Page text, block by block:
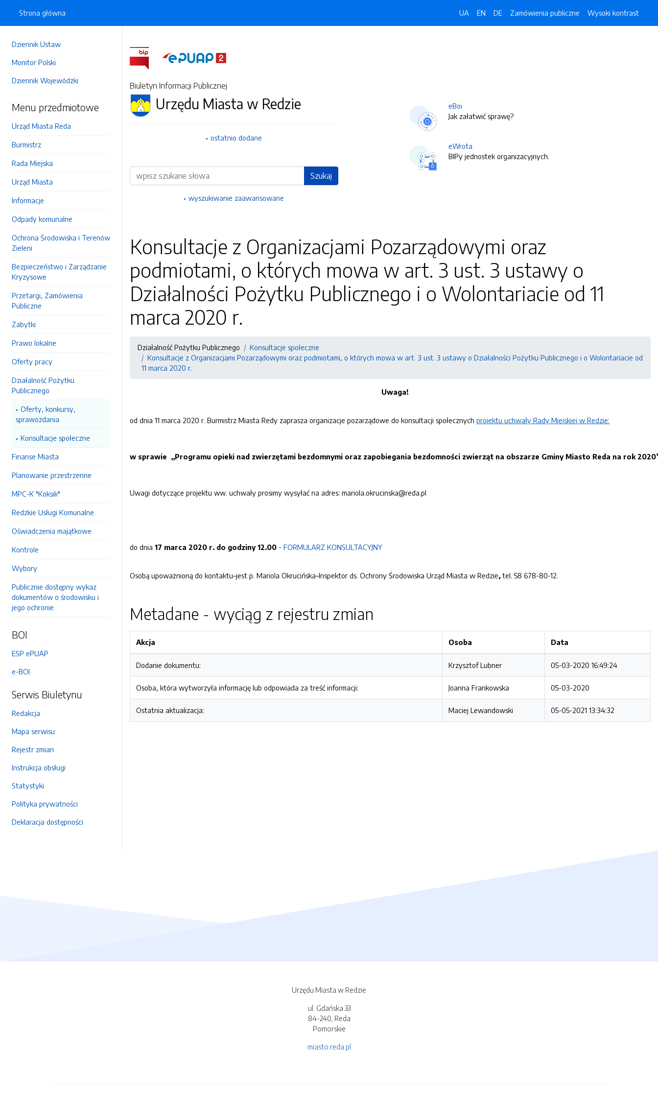
Dziennik Ustaw
Monitor Polski
Dziennik Wojewódzki
Menu przedmiotowe
Urząd Miasta Reda
Burmistrz
Rada Miejska
Urząd Miasta
Informacje
Odpady komunalne
Ochrona Środowiska i Terenów
Zieleni
Bezpieczeństwo i Zarządzanie
Kryzysowe
Przetargi, Zamówienia
Publiczne
Zabytki
Prawo lokalne
Oferty pracy
Działalność Pożytku
Publicznego
Oferty, konkursy,
sprawozdania
Konsultacje społeczne
Finanse Miasta
Planowanie przestrzenne
MPC-K "Koksik"
Redzkie Usługi Komunalne
Oświadczenia majątkowe
Kontrole
Wybory
Publicznie dostępny wykaz
dokumentów o środowisku i
jego ochronie
BOI
ESP ePUAP
e-BOI
Serwis Biuletynu
Redakcja
Mapa serwisu
Rejestr zmian
Instrukcja obsługi
Statystyki
Polityka prywatności
Deklaracja dostępności
Strona główna UA EN DE Zamówienia publiczne Wysoki kontrast
Biuletyn Informacji Publicznej
Urzędu Miasta w Redzie
ostatnio dodane
Wyszukiwarka Szukaj
wyszukiwanie zaawansowane
eBoi
Jak załatwić sprawę?
eWrota
BIPy jednostek organizacyjnych.
Konsultacje z Organizacjami Pozarządowymi oraz
podmiotami, o których mowa w art. 3 ust. 3 ustawy o
Działalności Pożytku Publicznego i o Wolontariacie od 11
marca 2020 r.
Działalność Pożytku Publicznego
Konsultacje społeczne
Konsultacje z Organizacjami Pozarządowymi oraz podmiotami, o których mowa w art. 3 ust. 3 ustawy o Działalności Pożytku Publicznego i o Wolontariacie od
11 marca 2020 r.
Uwaga!
od dnia 11 marca 2020 r. Burmistrz Miasta Redy zaprasza organizacje pozarządowe do konsultacji społecznych projektu uchwały Rady Miejskiej w Redzie:
w sprawie „Programu opieki nad zwierzętami bezdomnymi oraz zapobiegania bezdomności zwierząt na obszarze Gminy Miasto Reda na rok
Uwagi dotyczące projektu ww. uchwały prosimy wysyłać na adres: mariola.okrucinska@reda.pl
do dnia 17 marca 2020 r. do godziny 12.00 - FORMULARZ KONSULTACYJNY
Osobą upoważnioną do kontaktu–jest p. Mariola Okrucińska–Inspektor ds. Ochrony Środowiska Urząd Miasta w Redzie, tel. 58 678-80-12.
Metadane - wyciąg z rejestru zmian
Akcja Osoba Data
Dodanie dokumentu: Krzysztof Lubner 05-03-2020 16:49:24
Osoba, która wytworzyła informację lub odpowiada za treść informacji: Joanna Frankowska 05-03-2020
Ostatnia aktualizacja: Maciej Lewandowski 05-05-2021 13:34:32
Urzędu Miasta w Redzie
ul. Gdańska 33
84-240, Reda
Pomorskie
miasto.reda.pl